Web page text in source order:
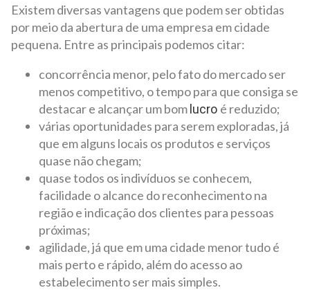
Existem diversas vantagens que podem ser obtidas
por meio da abertura de uma empresa em cidade
pequena. Entre as principais podemos citar:
concorrência menor, pelo fato do mercado ser
menos competitivo, o tempo para que consiga se
destacar e alcançar um bomlucro é reduzido;
várias oportunidades para serem exploradas, já
que em alguns locais os produtos e serviços
quase não chegam;
quase todos os indivíduos se conhecem,
facilidade o alcance do reconhecimento na
região e indicação dos clientes para pessoas
próximas;
agilidade, já que em uma cidade menor tudo é
mais perto e rápido, além do acesso ao
estabelecimento ser mais simples.